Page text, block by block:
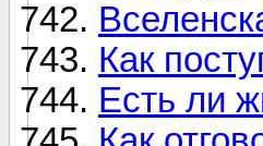
Как
Есть ли